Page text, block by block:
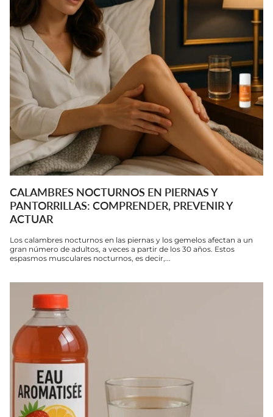
CALAMBRES NOCTURNOS EN PIERNAS Y
PANTORRILLAS: COMPRENDER, PREVENIR Y
ACTUAR
Los calambres nocturnos en las piernas y los gemelos afectan a un
gran número de adultos, a veces a partir de los 30 años. Estos
espasmos musculares nocturnos, es decir,...